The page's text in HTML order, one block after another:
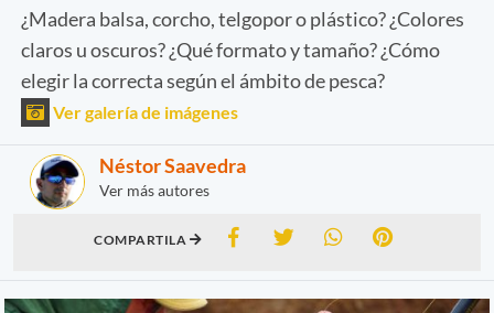
¿Madera balsa, corcho, telgopor o plástico? ¿Colores
claros u oscuros? ¿Qué formato y tamaño? ¿Cómo
elegir la correcta según el ámbito de pesca?
Ver galería de imágenes
Néstor Saavedra
Ver más autores
COMPARTILA